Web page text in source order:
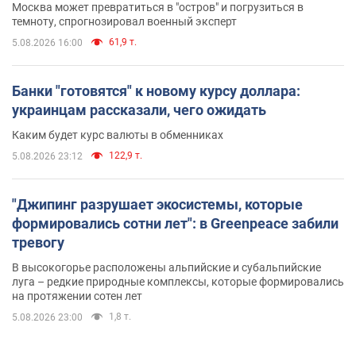
Москва может превратиться в "остров" и погрузиться в
темноту, спрогнозировал военный эксперт
5.08.2026 16:00 61,9 т.
Банки "готовятся" к новому курсу доллара:
украинцам рассказали, чего ожидать
Каким будет курс валюты в обменниках
5.08.2026 23:12 122,9 т.
"Джипинг разрушает экосистемы, которые
формировались сотни лет": в Greenpeace забили
тревогу
В высокогорье расположены альпийские и субальпийские
луга – редкие природные комплексы, которые формировались
на протяжении сотен лет
5.08.2026 23:00 1,8 т.